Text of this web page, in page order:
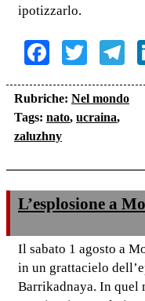
ipotizzarlo.
Facebook
Rubriche: Nel mondo
Tags: nato, ucraina,
zaluzhny
L’esplosione a
Il sabato 1 agosto a
in un grattacielo
Barrikadnaya. In quel